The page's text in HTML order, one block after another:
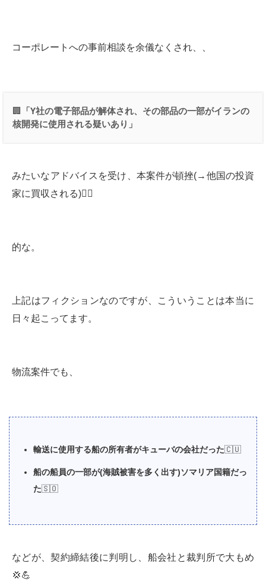
コーポレートへの事前相談を余儀なくされ、、
🏢 「Y社の電子部品が解体され、その部品の一部がイランの
核開発に使用される疑いあり」
みたいなアドバイスを受け、本案件が頓挫(→他国の投資
家に買収される)🤷‍♀️
的な。
上記はフィクションなのですが、こういうことは本当に
日々起こってます。
物流案件でも、
輸送に使用する船の所有者がキューバの会社だった🇨🇺
船の船員の一部が(海賊被害を多く出す)ソマリア国籍だっ
た🇸🇴
などが、契約締結後に判明し、船会社と裁判所で大もめ
💢💪